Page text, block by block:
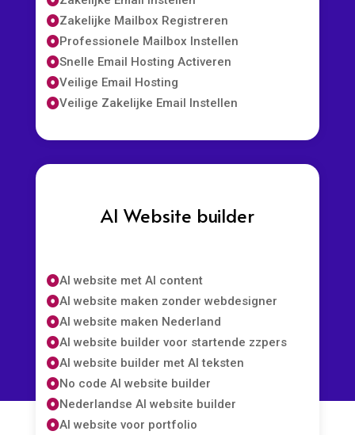
Zakelijke Mailbox Registreren
Professionele Mailbox Instellen
Snelle Email Hosting Activeren
Veilige Email Hosting
Veilige Zakelijke Email Instellen
AI Website builder
AI website met AI content
AI website maken zonder webdesigner
AI website maken Nederland
AI website builder voor startende zzpers
AI website builder met AI teksten
No code AI website builder
Nederlandse AI website builder
AI website voor portfolio